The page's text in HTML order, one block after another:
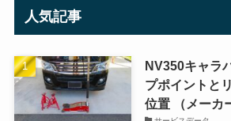
人気記事
NV350キャラ
プポイントと
位置 （メーカ